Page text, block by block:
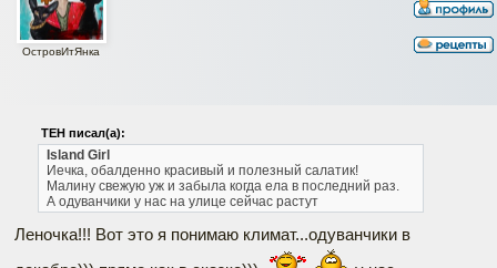
ОстровИтЯнка
ТЕН писал(а):
Island Girl
Иечка, обалденно красивый и полезный салатик!
Малину свежую уж и забыла когда ела в последний раз.
А одуванчики у нас на улице сейчас растут
Леночка!!! Вот это я понимаю климат...одуванчики в